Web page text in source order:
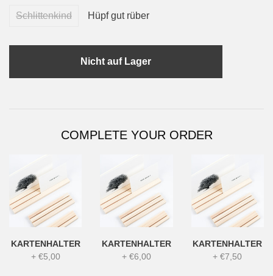
Schlittenkind Hüpf gut rüber
Nicht auf Lager
COMPLETE YOUR ORDER
KARTENHALTER
+ €5,00
KARTENHALTER
+ €6,00
KARTENHALTER
+€7,50